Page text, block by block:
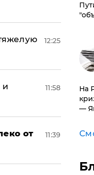
12:25
и
11:58
от
11:39
На
—